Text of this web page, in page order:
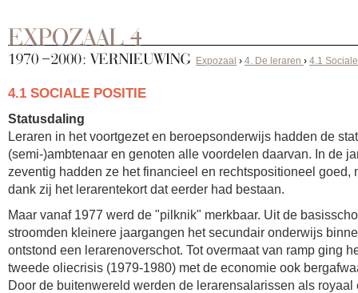
Expozaal › 4. De leraren › 4.1
4.1 SOCIALE POSITIE
Statusdaling
Leraren in het voortgezet en beroepsonderwijs hadden de
(semi-)ambtenaar en genoten alle voordelen daarvan. In de
zeventig hadden ze het financieel en rechtspositioneel goed,
dank zij het lerarentekort dat eerder had bestaan.
Maar vanaf 1977 werd de "pilknik" merkbaar. Uit de
stroomden kleinere jaargangen het secundair onderwijs
ontstond een lerarenoverschot. Tot overmaat van ramp ging
tweede oliecrisis (1979-1980) met de economie ook
Door de buitenwereld werden de lerarensalarissen als